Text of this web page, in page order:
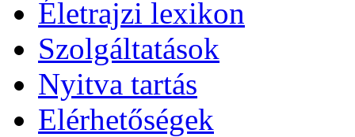
Életrajzi lexikon
Szolgáltatások
Nyitva tartás
Elérhetőségek